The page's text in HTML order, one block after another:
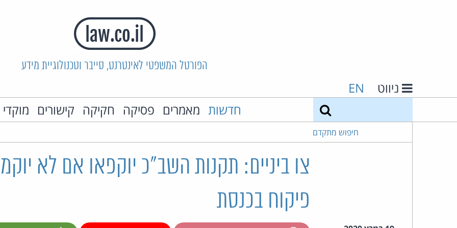
הפורטל המשפטי לאינטרנט, סייבר וטכנולוגיית מידע
ניווט EN
חדשות מאמרים פסיקה חקיקה קישורים
חיפוש מתקדם
צו ביניים: תקנות השב"כ יוקפאו אם לא
פיקוח בכנסת